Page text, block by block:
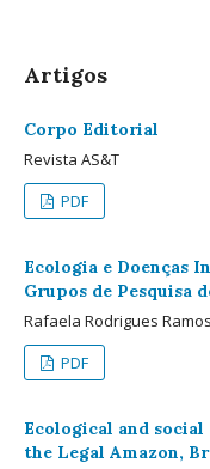
Artigos
Corpo Editorial
Revista AS&T
PDF
Ecologia e Doenças
Grupos de Pesquisa
Rafaela Rodrigues
PDF
Ecological and
the Legal Amazon,